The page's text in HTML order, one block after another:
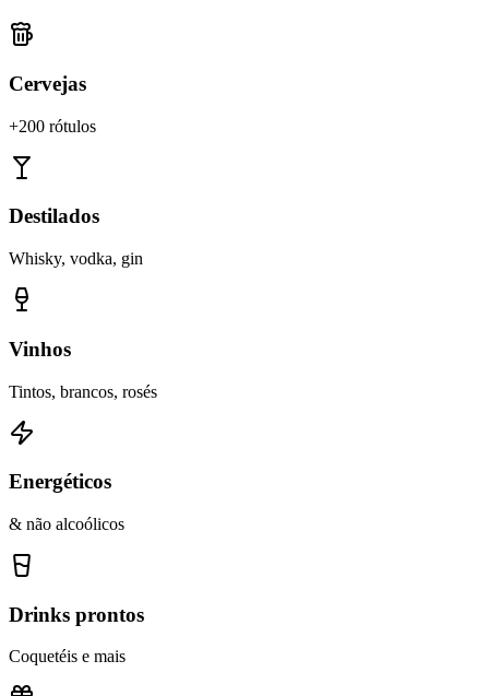
Cervejas
+200 rótulos
Destilados
Whisky, vodka, gin
Vinhos
Tintos, brancos, rosés
Energéticos
& não alcoólicos
Drinks prontos
Coquetéis e mais